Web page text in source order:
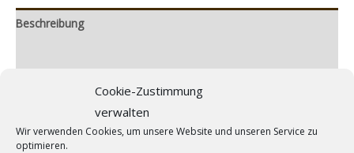
Cookie-Zustimmung
verwalten
Wir verwenden Cookies, um unsere Website und unseren Service zu
optimieren.
Beschreibung
Tango-Leidenschaft VERY British – ein Kuriosum! Arrangement
für Trio (Melodiestimme in B und C, Akkordeon, Bass)